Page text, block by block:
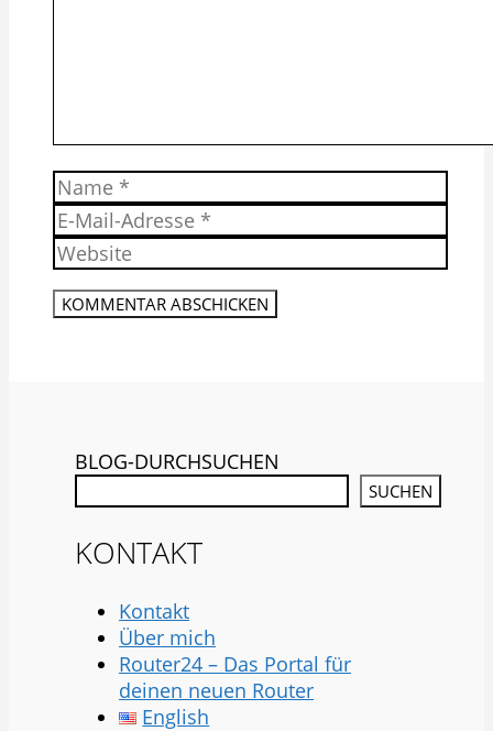
Name
E-
Mail-
Adresse
Website
BLOG-DURCHSUCHEN
SUCHEN
KONTAKT
Kontakt
Über mich
Router24 – Das Portal für
deinen neuen Router
English